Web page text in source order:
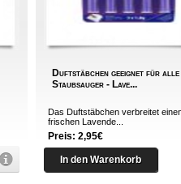
Duftstäbchen geeignet für alle
Staubsauger - Lave...
Das Duftstäbchen verbreitet
frischen Lavende...
Preis: 2,95€
In den Warenkorb